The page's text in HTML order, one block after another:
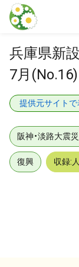
本文に飛ぶ
兵庫県新
7月(No.16)
提供元サイトで
阪神・淡路大震
復興 収録: